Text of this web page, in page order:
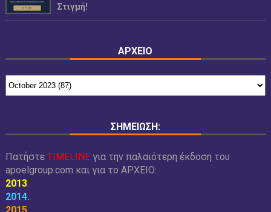
Στιγμή!
ΑΡΧΕΙΟ
ΣΗΜΕΙΩΣΗ:
Πατήστε TIMELINEγια την παλαιότερη έκδοση του
apoelgroup.com και για το ΑΡΧΕΙΟ:
2013.
2014.